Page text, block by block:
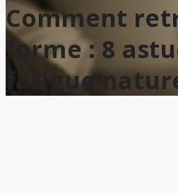
Comment
forme : 8
fatigue